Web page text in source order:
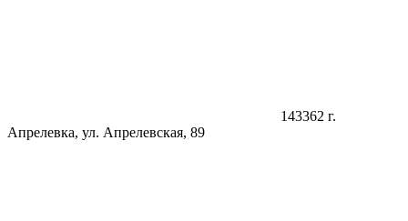
143362 г.
Апрелевка, ул. Апрелевская, 89